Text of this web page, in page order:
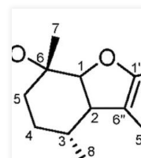
W opublikowanym w
zespół naukowców z
zidentyfikowaniu
spostrzeżeń
zwalczaniu nowotworów.
wchodzili zarówno
z uniwersytetów. Nowo